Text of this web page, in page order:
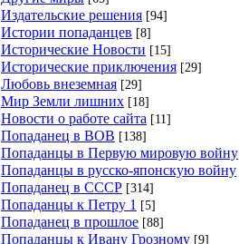
Издательские решения [94]
Истории попаданцев [8]
Исторические Новости [15]
Исторические приключения [29]
Любовь внеземная [29]
Мир Земли лишних [18]
Новости о работе сайта [11]
Попаданец в ВОВ [138]
Попаданцы в Первую мировую войну
Попаданцы в русско-японскую войну
Попаданец в СССР [314]
Попаданцы к Петру 1 [5]
Попаданец в прошлое [88]
Попаданцы к Ивану Грозному [9]